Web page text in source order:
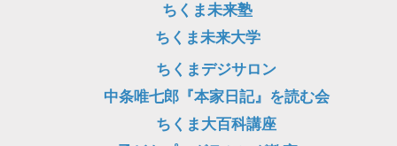
ちくま未来塾
ちくま未来大学
ちくまデジサロン
中条唯七郎『本家日記』を読む会
ちくま大百科講座